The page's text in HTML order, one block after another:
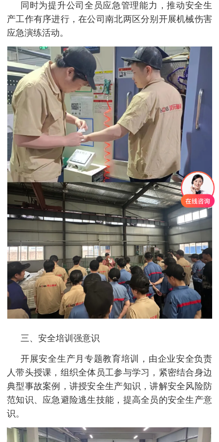
同时为提升公司全员应急管理能力，推动安全生
产工作有序进行，在公司南北两区分别开展机械伤害
应急演练活动。
三、安全培训强意识
开展安全生产月专题教育培训，由企业安全负责
人带头授课，组织全体员工参与学习，紧密结合身边
典型事故案例，讲授安全生产知识，讲解安全风险防
范知识、应急避险逃生技能，提高全员的安全生产意
识。